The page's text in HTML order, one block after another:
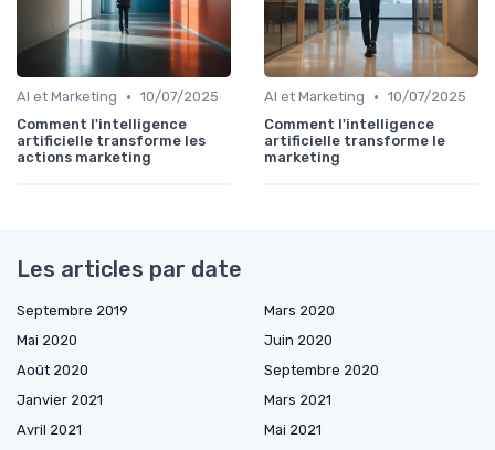
AI et Marketing • 10/07/2025
Comment l'intelligence
artificielle transforme les
actions marketing
AI et Marketing • 10/07/2025
Comment l'intelligence
artificielle transforme le
marketing
Les articles par date
Septembre 2019
Mars 2020
Mai 2020
Juin 2020
Août 2020
Septembre 2020
Janvier 2021
Mars 2021
Avril 2021
Mai 2021